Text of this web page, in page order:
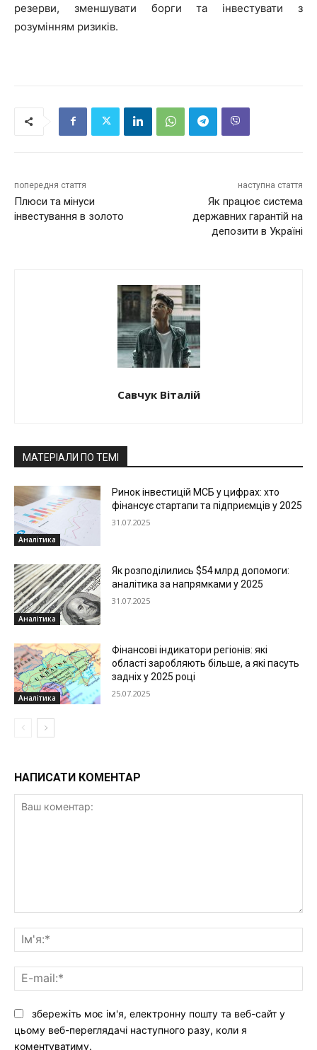
резерви, зменшувати борги та інвестувати з
розумінням ризиків.
попередня стаття
Плюси та мінуси
інвестування в золото
наступна стаття
Як працює система
державних гарантій на
депозити в Україні
Савчук Віталій
МАТЕРІАЛИ ПО ТЕМІ
Аналітика
Ринок інвестицій МСБ у цифрах: хто
фінансує стартапи та підприємців у 2025
31.07.2025
Аналітика
Як розподілились $54 млрд допомоги:
аналітика за напрямками у 2025
31.07.2025
Аналітика
Фінансові індикатори регіонів: які
області заробляють більше, а які пасуть
задніх у 2025 році
25.07.2025
НАПИСАТИ КОМЕНТАР
коментар:
збережіть моє ім'я, електронну пошту та веб-сайт у
цьому веб-переглядачі наступного разу, коли я
коментуватиму.